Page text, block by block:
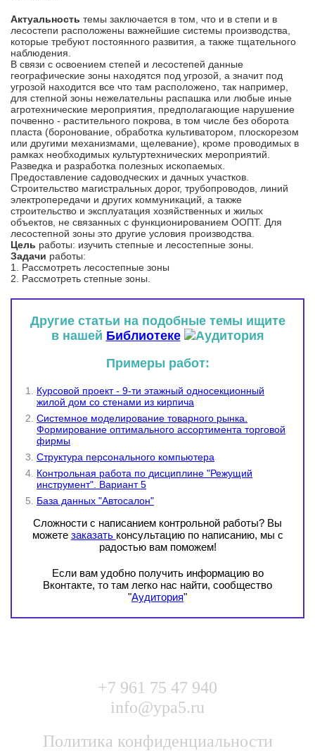
Актуальность темы заключается в том, что и в степи и в
лесостепи расположены важнейшие системы производства,
которые требуют постоянного развития, а также тщательного
наблюдения.
В связи с освоением степей и лесостепей данные
географические зоны находятся под угрозой, а значит под
угрозой находится все что там расположено, так например,
для степной зоны нежелательны распашка или любые иные
агротехнические мероприятия, предполагающие нарушение
почвенно - растительного покрова, в том числе без оборота
пласта (боронование, обработка культиватором, плоскорезом
или другими механизмами, щелевание), кроме проводимых в
рамках необходимых культуртехнических мероприятий.
Разведка и разработка полезных ископаемых.
Предоставление садоводческих и дачных участков.
Строительство магистральных дорог, трубопроводов, линий
электропередачи и других коммуникаций, а также
строительство и эксплуатация хозяйственных и жилых
объектов, не связанных с функционированием ООПТ. Для
лесостепной зоны это другие условия производства.
Цель работы: изучить степные и лесостепные зоны.
Задачи работы:
1. Рассмотреть лесостепные зоны
2. Рассмотреть степные зоны.
Другие статьи на подобные темы ищите
в нашей Библиотеке
Примеры работ:
Курсовой проект - 9-ти этажный односекционный
жилой дом со стенами из кирпича
Системное моделирование товарного рынка.
Формирование оптимального ассортимента торговой
фирмы
Структура персонального компьютера
Контрольная работа по дисциплине "Режущий
инструмент". Вариант 5
База данных "Автосалон"
Сложности с написанием контрольной работы? Вы
можете заказать консультацию по написанию, мы с
радостью вам поможем!
Если вам удобно получить информацию во
Вконтакте, то там легко нас найти, сообщество
"Аудитория"
+7 961 75 47 940
info@ypa5.ru
Политика конфиденциальности